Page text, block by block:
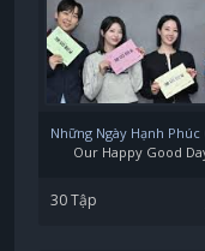
Our Happy Good
30 Tập